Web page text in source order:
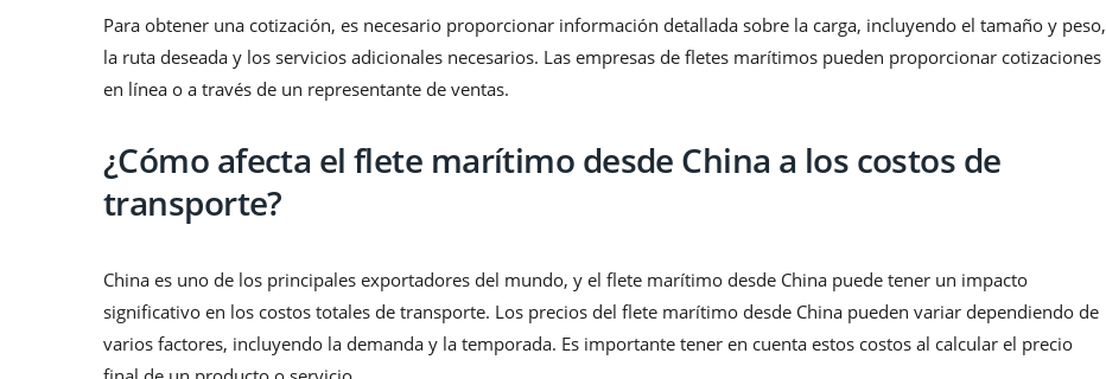
Para obtener una cotización, es necesario proporcionar información detallada sobre la carga, incluyendo el tamaño y peso,
la ruta deseada y los servicios adicionales necesarios. Las empresas de fletes marítimos pueden proporcionar cotizaciones
en línea o a través de un representante de ventas.
¿Cómo afecta el flete marítimo desde China a los costos de
transporte?
China es uno de los principales exportadores del mundo, y el flete marítimo desde China puede tener un impacto
significativo en los costos totales de transporte. Los precios del flete marítimo desde China pueden variar dependiendo de
varios factores, incluyendo la demanda y la temporada. Es importante tener en cuenta estos costos al calcular el precio